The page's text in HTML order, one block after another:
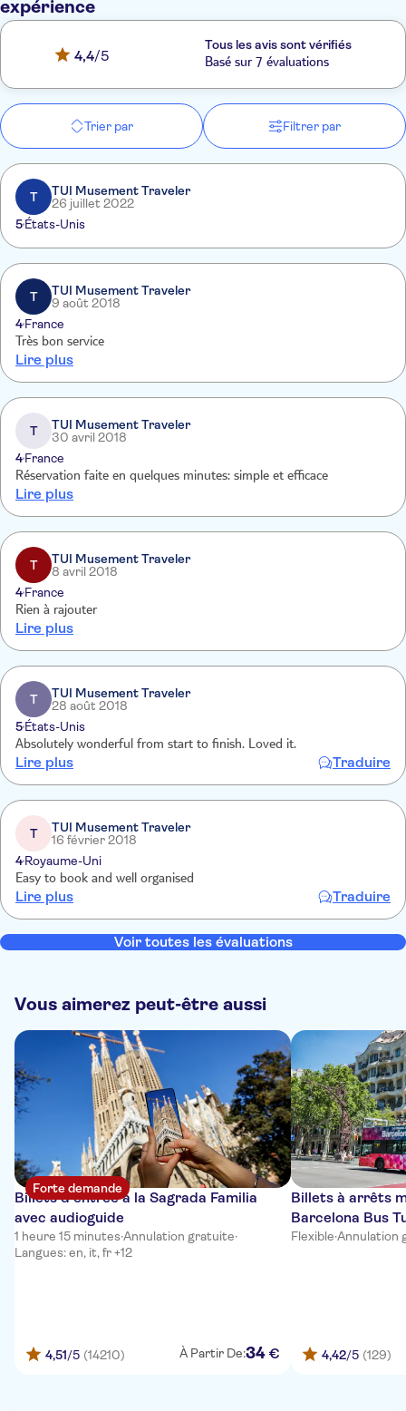
expérience
4,4/5
Tous les avis sont vérifiés
Basé sur 7 évaluations
Trier par Filtrer par
T
TUI Musement Traveler
26 juillet 2022
5États-Unis
T
TUI Musement Traveler
9 août 2018
4France
Très bon service
Lire plus
T
TUI Musement Traveler
30 avril 2018
4France
Réservation faite en quelques minutes: simple et efficace
Lire plus
T
TUI Musement Traveler
8 avril 2018
4France
Rien à rajouter
Lire plus
T
TUI Musement Traveler
28 août 2018
5États-Unis
Absolutely wonderful from start to finish. Loved it.
Lire plus Traduire
T
TUI Musement Traveler
16 février 2018
4Royaume-Uni
Easy to book and well organised
Lire plus Traduire
Voir toutes les évaluations
Vous aimerez peut-être aussi
Forte demande
Billets d'entrée à la Sagrada Familia
avec audioguide
1 heure 15 minutes·Annulation gratuite·
Langues: en, it, fr +12
4,51/5 (14210) À Partir De:34 €
Billets à arrêts
Barcelona Bus
Flexible·Annulation
4,42/5 (129)